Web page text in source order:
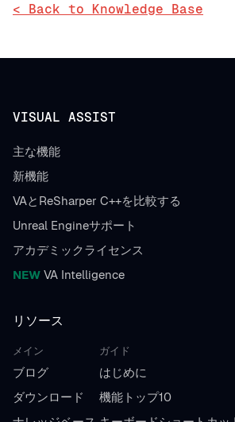
< Back to Knowledge Base
VISUAL ASSIST
主な機能
新機能
VAとReSharper C++を比較する
Unreal Engineサポート
アカデミックライセンス
NEW VA Intelligence
リソース
メイン
ブログ
ダウンロード
ガイド
はじめに
機能トップ10